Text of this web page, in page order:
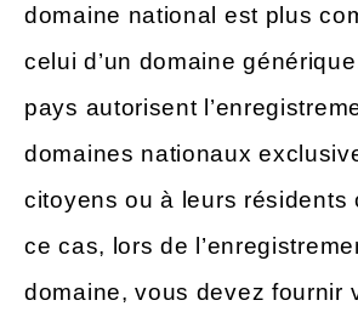
domaine national est plus
celui d’un domaine
pays autorisent
domaines nationaux
citoyens ou à leurs résidents
ce cas, lors de
domaine, vous devez fournir